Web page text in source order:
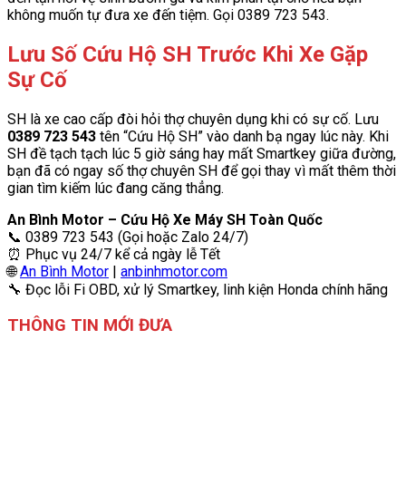
không muốn tự đưa xe đến tiệm. Gọi 0389 723 543.
Lưu Số Cứu Hộ SH Trước Khi Xe Gặp
Sự Cố
SH là xe cao cấp đòi hỏi thợ chuyên dụng khi có sự cố. Lưu
0389 723 543 tên “Cứu Hộ SH” vào danh bạ ngay lúc này. Khi
SH đề tạch tạch lúc 5 giờ sáng hay mất Smartkey giữa đường,
bạn đã có ngay số thợ chuyên SH để gọi thay vì mất thêm thời
gian tìm kiếm lúc đang căng thẳng.
An Bình Motor – Cứu Hộ Xe Máy SH Toàn Quốc
📞 0389 723 543 (Gọi hoặc Zalo 24/7)
⏰ Phục vụ 24/7 kể cả ngày lễ Tết
🌐An Bình Motor | anbinhmotor.com
🔧 Đọc lỗi Fi OBD, xử lý Smartkey, linh kiện Honda chính hãng
THÔNG TIN MỚI ĐƯA